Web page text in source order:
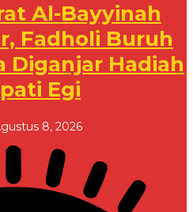
Al-Bayyinah
Fadholi Buruh
Diganjar Hadiah
Egi
8, 2026oleh